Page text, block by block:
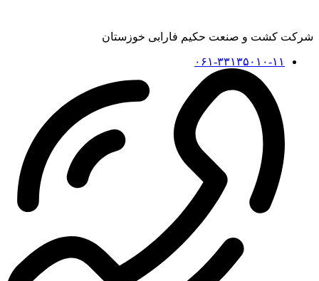
شرکت کشت و صنعت حکیم فارابی خوزستان
۰۶۱-۳۳۱۳۵۰۱۰-۱۱